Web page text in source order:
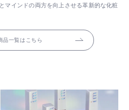
マインドの両方を向上させる革新的な化粧
品一覧はこちら